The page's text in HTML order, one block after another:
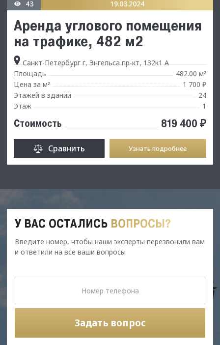
43 19.03.2024
Аренда углового помещения
на трафике, 482 м2
Санкт-Петербург г, Энгельса пр-кт, 132к1 А
Площадь
482.00 м²
Цена за м²
1 700 ₽
Этажей в здании
24
Этаж
1
Стоимость 819 400 ₽
Сравнить Узнать подробнее
У ВАС ОСТАЛИСЬ ВОПРОСЫ?
Введите номер, чтобы наши эксперты перезвонили вам
и ответили на все ваши вопросы
Задать вопрос